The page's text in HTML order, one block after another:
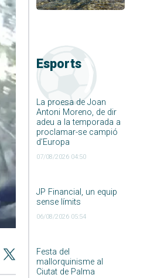
Esports
La proesa de Joan
Antoni Moreno, de dir
adeu a la temporada a
proclamar-se campió
d’Europa
07/08/2026 04:50
JP Financial, un equip
sense límits
06/08/2026 05:54
Festa del
mallorquinisme al
Ciutat de Palma